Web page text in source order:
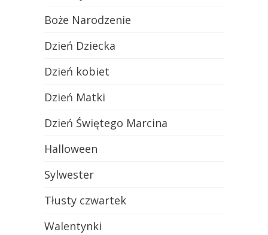
Boże Narodzenie
Dzień Dziecka
Dzień kobiet
Dzień Matki
Dzień Świętego Marcina
Halloween
Sylwester
Tłusty czwartek
Walentynki